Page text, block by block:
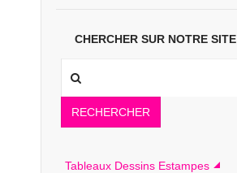
CHERCHER SUR NOTRE SITE
RECHERCHER
Tableaux Dessins Estampes